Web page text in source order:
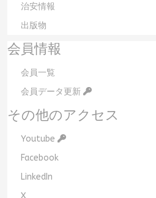
治安情報
出版物
会員情報
会員一覧
会員データ更新
その他のアクセス
Youtube
Facebook
LinkedIn
X